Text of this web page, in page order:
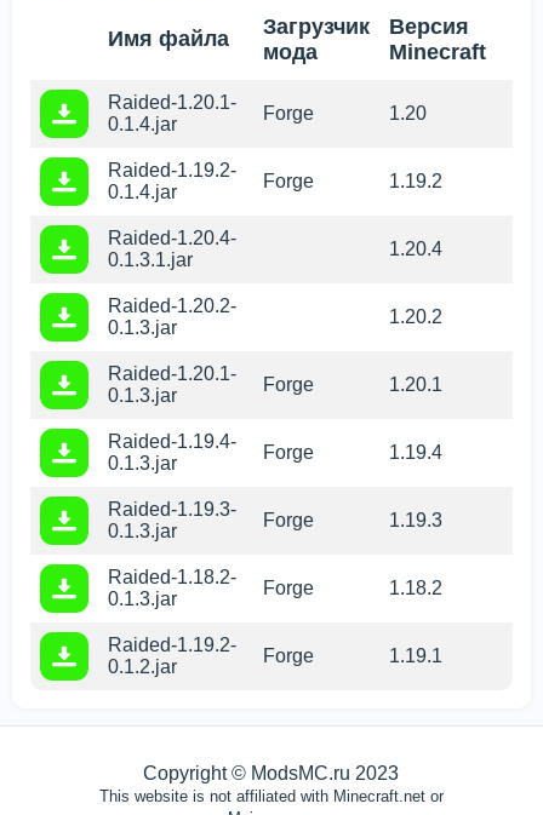
Имя файла
Загрузчик
мода
Версия
Minecraft
Raided-1.20.1-
0.1.4.jar
Forge 1.20
Raided-1.19.2-
0.1.4.jar
Forge 1.19.2
Raided-1.20.4-
0.1.3.1.jar
1.20.4
Raided-1.20.2-
0.1.3.jar
1.20.2
Raided-1.20.1-
0.1.3.jar
Forge 1.20.1
Raided-1.19.4-
0.1.3.jar
Forge 1.19.4
Raided-1.19.3-
0.1.3.jar
Forge 1.19.3
Raided-1.18.2-
0.1.3.jar
Forge 1.18.2
Raided-1.19.2-
0.1.2.jar
Forge 1.19.1
Copyright © ModsMC.ru 2023
This website is not affiliated with Minecraft.net or